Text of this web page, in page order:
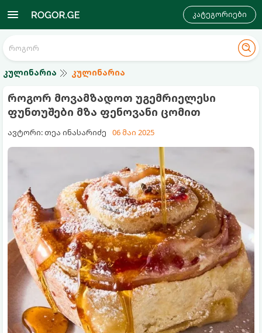
კატეგორიები
კულინარია კულინარია
როგორ მოვამზადოთ უგემრიელესი
ფუნთუშები მზა ფენოვანი ცომით
ავტორი: თეა ინასარიძე 06 მაი 2025